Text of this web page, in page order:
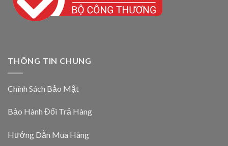
THÔNG TIN CHUNG
Chính Sách Bảo Mật
Bảo Hành Đổi Trả Hàng
Hướng Dẫn Mua Hàng